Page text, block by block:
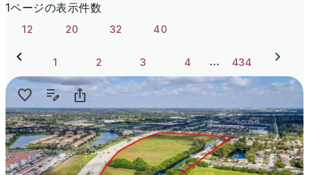
1ページの表示件数
12 20 32 40
1 2 3 4 … 434